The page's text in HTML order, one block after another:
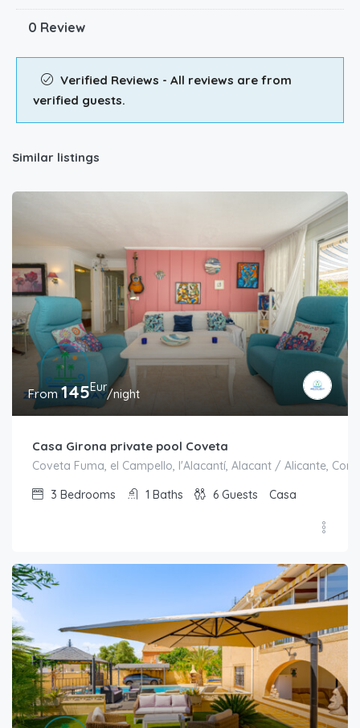
0 Review
Verified Reviews - All reviews are from
verified guests.
Similar listings
From145Eur/night
Casa Girona private pool Coveta
Coveta Fuma, el Campello, l'Alacantí, Alacant / Alicante,
3 Bedrooms 1 Baths 6 Guests Casa